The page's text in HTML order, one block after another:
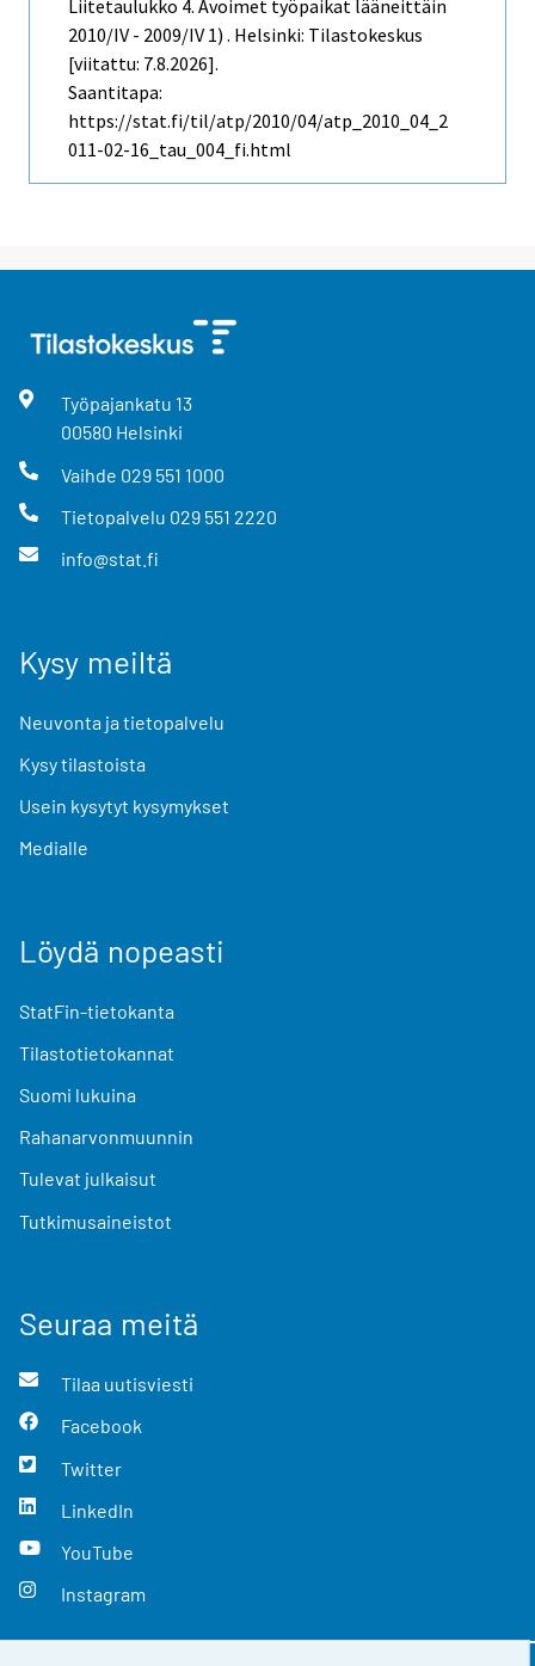
Liitetaulukko 4. Avoimet työpaikat lääneittäin
2010/IV - 2009/IV 1) . Helsinki: Tilastokeskus
[viitattu: 7.8.2026].
Saantitapa:
https://stat.fi/til/atp/2010/04/atp_2010_04_2
011-02-16_tau_004_fi.html
Työpajankatu 13
00580 Helsinki
Vaihde 029 551 1000
Tietopalvelu 029 551 2220
info@stat.fi
Kysy meiltä
Neuvonta ja tietopalvelu
Kysy tilastoista
Usein kysytyt kysymykset
Medialle
Löydä nopeasti
StatFin-tietokanta
Tilastotietokannat
Suomi lukuina
Rahanarvonmuunnin
Tulevat julkaisut
Tutkimusaineistot
Seuraa meitä
Tilaa uutisviesti
Facebook
Twitter
LinkedIn
YouTube
Instagram